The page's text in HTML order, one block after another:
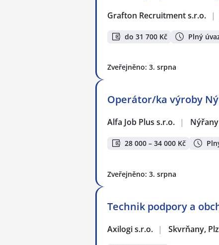
Grafton Recruitment s.r.o. |
do 31 700 Kč Plný
Zveřejněno: 3. srpna
Operátor/ka výroby
Alfa Job Plus s.r.o. | Nýřany
28 000 – 34 000 Kč
Zveřejněno: 3. srpna
Technik podpory a
Axilogi s.r.o. | Skvrňany,